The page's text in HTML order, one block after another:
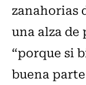
zanahorias
una alza de
“porque si
buena